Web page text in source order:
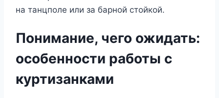
на танцполе или за барной стойкой.
Понимание, чего ожидать:
особенности работы с
куртизанками